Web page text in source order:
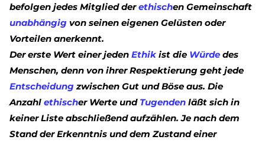
befolgen jedes Mitglied derethischen Gemeinschaft
unabhängig von seinen eigenen Gelüsten oder
Vorteilen anerkennt.
Der erste Wert einer jeden Ethik ist die Würde des
Menschen, denn von ihrer Respektierung geht jede
Entscheidung zwischen Gut und Böse aus. Die
Anzahl ethischer Werte und Tugenden läßt sich in
keiner Liste abschließend aufzählen. Je nach dem
Stand der Erkenntnis und dem Zustand einer